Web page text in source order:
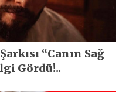
“Canın Sağ
Gördü!..